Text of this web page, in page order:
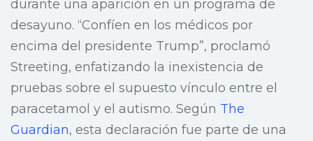
durante una aparición en un programa de
desayuno. “Confíen en los médicos por
encima del presidente Trump”, proclamó
Streeting, enfatizando la inexistencia de
pruebas sobre el supuesto vínculo entre el
paracetamol y el autismo. Según The
Guardian, esta declaración fue parte de una